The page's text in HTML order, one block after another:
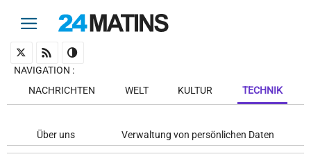
NAVIGATION :
NACHRICHTEN
WELT KULTUR TECHNIK
Über uns Verwaltung von persönlichen Daten